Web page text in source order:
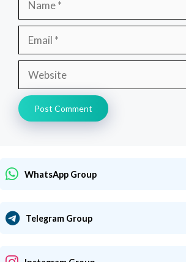
Email
Website
WhatsApp Group
Telegram Group